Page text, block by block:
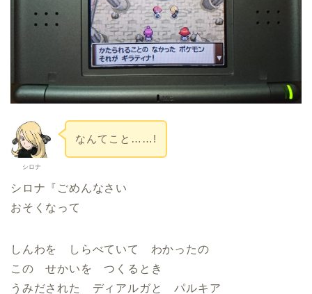
シロナ
なんてこと……!
シロナ『ごめんなさい
おそくなって
しんわを しらべていて わかったの
この せかいを つくるとき
うみだされた ディアルガと パルキア